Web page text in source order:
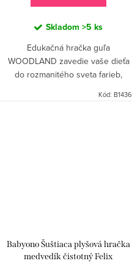
Skladom >5 ks
Edukačná hračka guľa
WOODLAND zavedie vaše dieťa
do rozmanitého sveta farieb,
Kód: B1436
Babyono Šuštiaca plyšová hračka
medvedík čistotný Felix